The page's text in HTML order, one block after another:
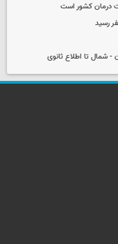
درمان کشور است
- شمال تا اطلاع ثانوی